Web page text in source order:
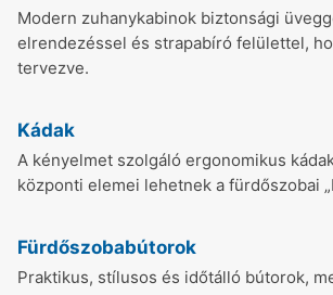
Modern zuhanykabinok biztonsági
elrendezéssel és strapabíró felülettel,
tervezve.
Kádak
A kényelmet szolgáló ergonomikus
központi elemei lehetnek a fürdőszobai
Fürdőszobabútorok
Praktikus, stílusos és időtálló bútorok,